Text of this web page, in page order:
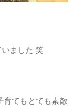
いました 笑
育てもとても素敵